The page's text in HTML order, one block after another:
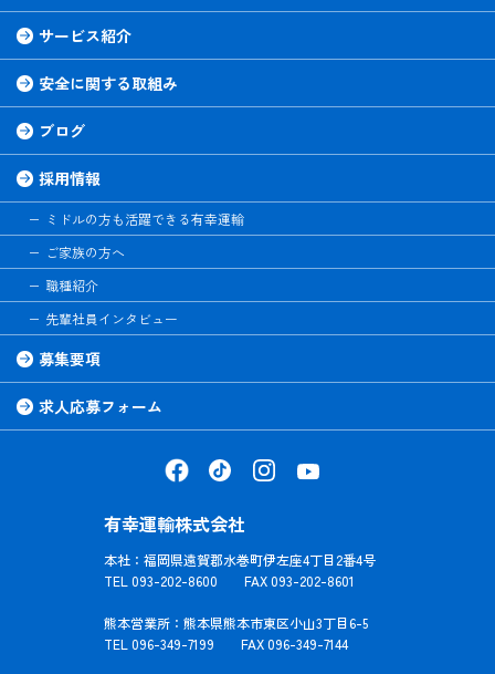
サービス紹介
安全に関する取組み
ブログ
採用情報
ミドルの方も活躍できる有幸運輸
ご家族の方へ
職種紹介
先輩社員インタビュー
募集要項
求人応募フォーム
有幸運輸株式会社
本社：福岡県遠賀郡水巻町伊左座4丁目2番4号
TEL 093-202-8600 FAX 093-202-8601
熊本営業所：熊本県熊本市東区小山3丁目6-5
TEL 096-349-7199 FAX 096-349-7144